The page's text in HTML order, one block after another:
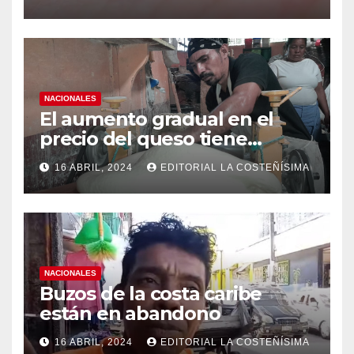
casos de dengue
NACIONALES
El aumento gradual en el
precio del queso tiene
efectos a las Panaderias
16 ABRIL, 2024 EDITORIAL LA COSTEÑÍSIMA
NACIONALES
Buzos de la costa caribe
están en abandono
16 ABRIL, 2024 EDITORIAL LA COSTEÑÍSIMA